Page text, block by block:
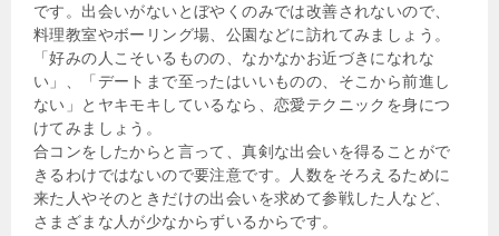
です。出会いがないとぼやくのみでは改善されないので、
料理教室やボーリング場、公園などに訪れてみましょう。
「好みの人こそいるものの、なかなかお近づきになれな
い」、「デートまで至ったはいいものの、そこから前進し
ない」とヤキモキしているなら、恋愛テクニックを身につ
けてみましょう。
合コンをしたからと言って、真剣な出会いを得ることがで
きるわけではないので要注意です。人数をそろえるために
来た人やそのときだけの出会いを求めて参戦した人など、
さまざまな人が少なからずいるからです。